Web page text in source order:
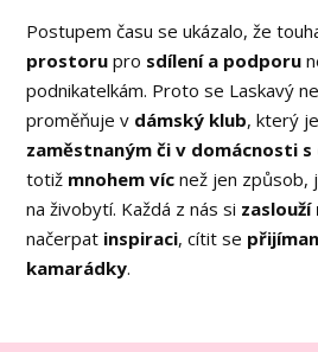
Postupem času se ukázalo, že
prostoru pro sdílení a podporu
podnikatelkám. Proto se Laskavý
proměňuje v dámský klub, který
zaměstnaným či v domácnosti
totiž mnohem víc než jen způsob,
na živobytí. Každá z nás si
načerpat inspiraci, cítit se
kamarádky.